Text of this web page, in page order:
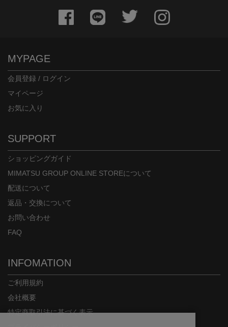
MYPAGE
会員登録 / ログイン
マイページ
お気に入り
SUPPORT
ショッピングガイド
MIMATSU GROUP ONLINE STOREについて
配送について
返品・交換について
お問い合わせ
FAQ
INFOMATION
ご利用規約
会社概要
特定商取引法に基づく表示